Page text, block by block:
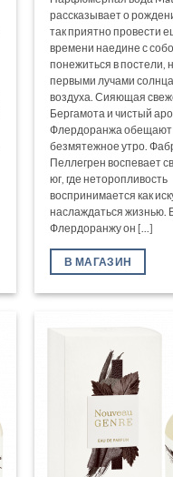
рассказывает о
так приятно провести
времени наедине с
понежиться в постели,
первыми лучами
воздуха. Сияющая
Бергамота и чистый
Флердоранжа обещают
безмятежное утро.
Пеллегрен воспевает
юг, где неторопливость
воспринимается как
наслаждаться жизнью.
Флердоранжу он [...]
В МАГАЗИН